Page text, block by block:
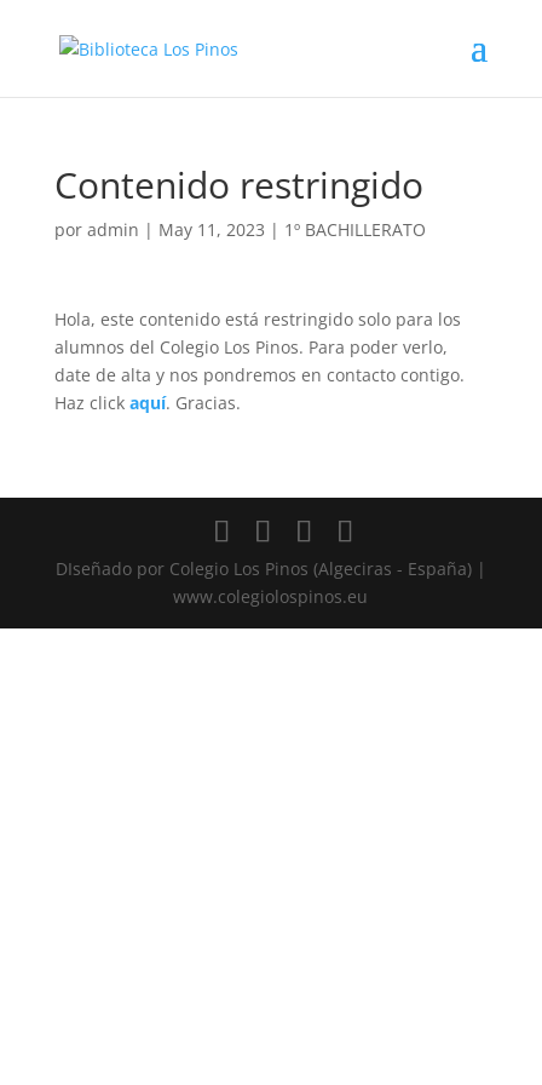
Contenido restringido
por admin | May 11, 2023 | 1º BACHILLERATO
Hola, este contenido está restringido solo para los
alumnos del Colegio Los Pinos. Para poder verlo,
date de alta y nos pondremos en contacto contigo.
Haz click aquí. Gracias.
DIseñado por Colegio Los Pinos (Algeciras - España) |
www.colegiolospinos.eu